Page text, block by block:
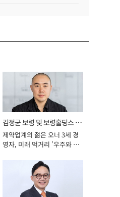
김정균 보령 및 보령홀딩스 대
표이사 사장
제약업계의 젊은 오너 3세 경
영자, 미래 먹거리 '우주와 헬